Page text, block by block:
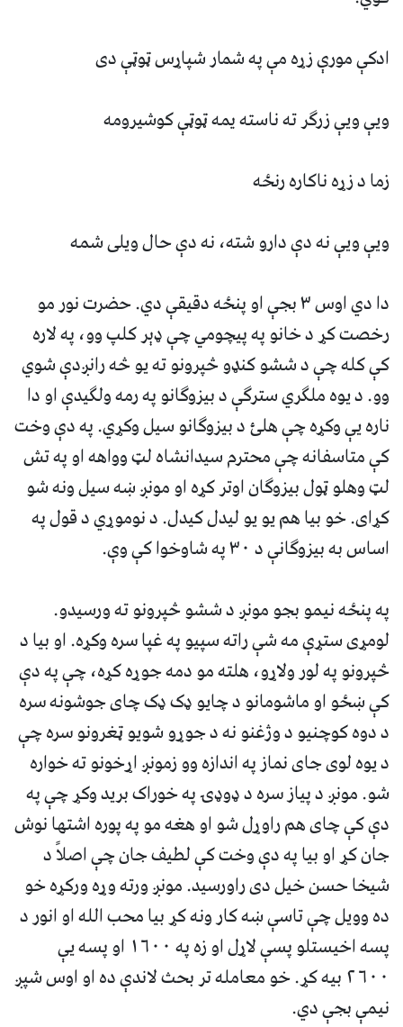
ادکې مورې زړه مې په شمار شپاړس ټوټې دى
ويې ويې زرگر ته ناسته يمه ټوټې کوشيرومه
زما د زړه ناکاره رنځه
ويې ويې نه دې دارو شته، نه دې حال ويلى شمه
دا دي اوس ٣ بجې او پنځه دقيقې دي. حضرت نور مو
رخصت کړ د خانو په پيچومي چې ډېر کلپ وو، په لاره
کې کله چې د ششو کنډو څپرونو ته يو څه رانږدې شوي
وو. د يوه ملگري سترگې د بيزوگانو په رمه ولگيدې او دا
ناره يې وکړه چې هلئ د بيزوگانو سيل وکړي. په دې وخت
کې متاسفانه چې محترم سيدانشاه لټ وواهه او په تش
لټ وهلو ټول بيزوگان اوتر کړه او مونږ ښه سيل ونه شو
کړاى. خو بيا هم يو يو ليدل کيدل. د نوموړي د قول په
اساس به بيزوگانې د ٣٠ په شاوخوا کې وې.
په پنځه نيمو بجو مونږ د ششو څپرونو ته ورسيدو.
لومړى ستړې مه شې راته سپيو په غپا سره وکړه. او بيا د
څپرونو په لور ولاړو، هلته مو دمه جوړه کړه، چې په دې
کې ښځو او ماشومانو د چايو ډک ډک چاى جوشونه سره
د دوه کوچنيو د وژغنو نه د جوړو شويو ټغرونو سره چې
د يوه لوى جاى نماز په اندازه وو زمونږ اړخونو ته خواره
شو. مونږ د پياز سره د ډوډۍ په خوراک بريد وکړ چې په
دې کې چاى هم راوړل شو او هغه مو په پوره اشتها نوش
جان کړ او بيا په دې وخت کې لطيف جان چې اصلاً د
شيخا حسن خيل دى راورسيد. مونږ ورته وړه ورکړه خو
ده وويل چې تاسې ښه کار ونه کړ بيا محب الله او انور د
پسه اخيستلو پسې لاړل او زه په ١٦٠٠ او پسه يې
٢٦٠٠ بيه کړ. خو معامله تر بحث لاندې ده او اوس شپږ
نيمې بجې دي.